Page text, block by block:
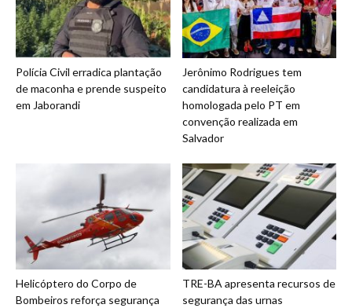
Polícia Civil erradica plantação
de maconha e prende suspeito
em Jaborandi
Jerônimo Rodrigues tem
candidatura à reeleição
homologada pelo PT em
convenção realizada em
Salvador
Helicóptero do Corpo de
Bombeiros reforça segurança
TRE-BA apresenta recursos de
segurança das urnas